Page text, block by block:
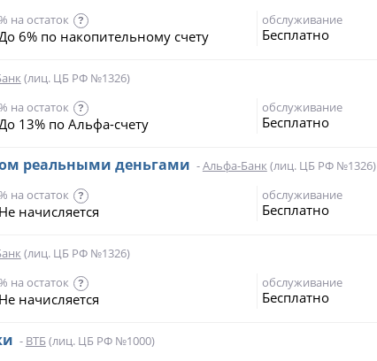
на остаток ?
6% по накопительному счету
обслуживание
Бесплатно
(лиц. ЦБ РФ №1326)
на остаток ?
13% по Альфа-счету
обслуживание
Бесплатно
реальными деньгами -Альфа-Банк (лиц. ЦБ РФ №1326)
на остаток ?
Не начисляется
обслуживание
Бесплатно
(лиц. ЦБ РФ №1326)
на остаток ?
Не начисляется
обслуживание
Бесплатно
- ВТБ(лиц. ЦБ РФ №1000)